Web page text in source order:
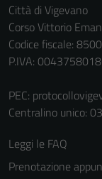
Città di Vigevano
Corso Vittorio
Codice fiscale:
P.IVA:
PEC:
Centralino unico:
Leggi le FAQ
Prenotazione